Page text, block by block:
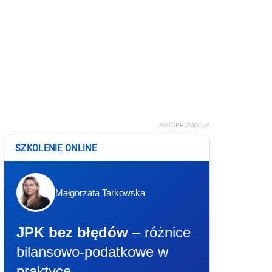
AUTOPROMOCJA
SZKOLENIE ONLINE
Małgorzata Tarkowska
JPK bez błędów – różnice
bilansowo-podatkowe w